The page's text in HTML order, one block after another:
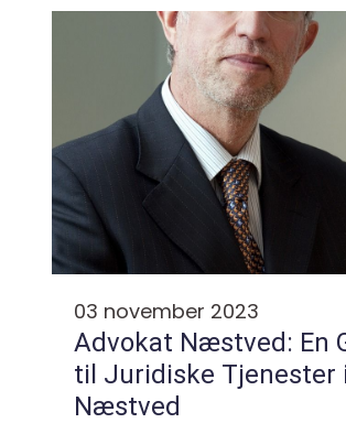
gennem forskellige juridiske
03 november 2023
Advokat Næstved: En
til Juridiske Tjenester
Næstved